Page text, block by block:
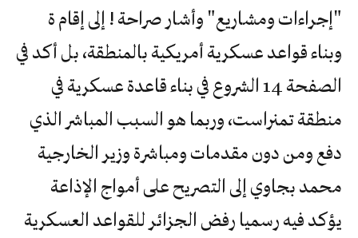
"إجراءات ومشاريع" وأشار صراحة ! إلى إقام ة
وبناء قواعد عسكرية أمريكية بالمنطقة، بل أكد في
الصفحة 14 الشروع في بناء قاعدة عسكرية في
منطقة تمنراست، وربما هو السبب المباشر الذي
دفع ومن دون مقدمات ومباشرة وزير الخارجية
محمد بجاوي إلى التصريح على أمواج الإذاعة
يؤكد فيه رسميا رفض الجزائر للقواعد العسكرية